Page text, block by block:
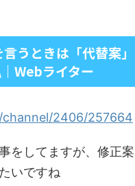
言うときは「代替案
Webライター
2406/257664
をしてますが、修正
いですね